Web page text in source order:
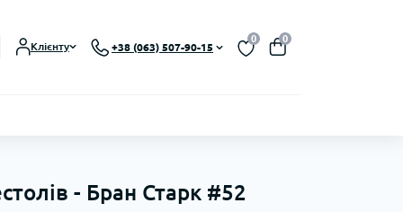
Клієнту +38 (063) 507-90-15
0 0
- Бран Старк #52